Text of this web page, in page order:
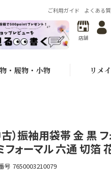
ご利用ガイド よくある
店舗
・履物・小物 リメ
古）振袖用袋帯 金 黒
フォーマル 六通 切箔
号 7650003210079